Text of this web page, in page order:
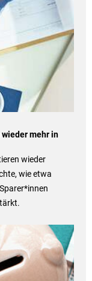
mehr in
wieder
wie etwa